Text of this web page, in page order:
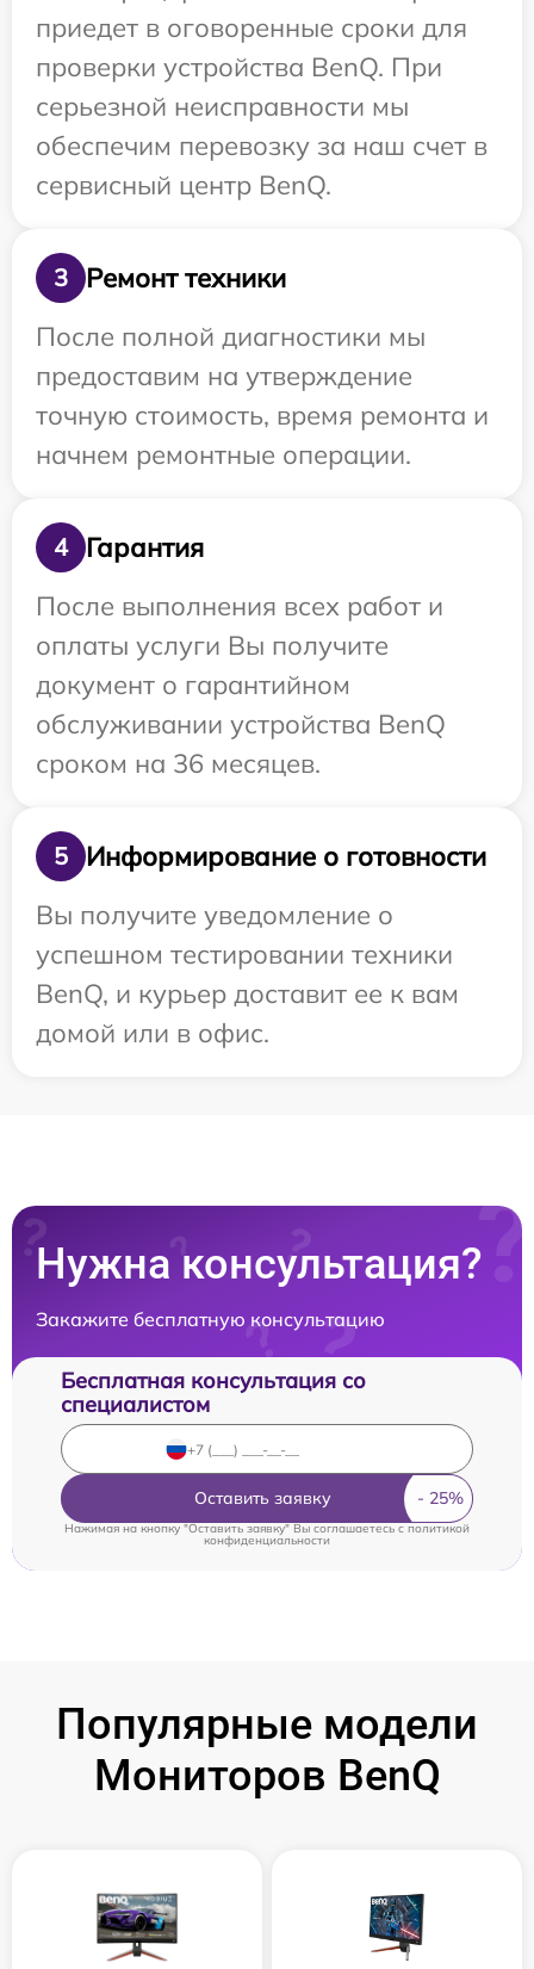
приедет в оговоренные сроки для
проверки устройства BenQ. При
серьезной неисправности мы
обеспечим перевозку за наш счет в
сервисный центр BenQ.
3
Ремонт техники
После полной диагностики мы
предоставим на утверждение
точную стоимость, время ремонта и
начнем ремонтные операции.
4
Гарантия
После выполнения всех работ и
оплаты услуги Вы получите
документ о гарантийном
обслуживании устройства BenQ
сроком на 36 месяцев.
5
Информирование о готовности
Вы получите уведомление о
успешном тестировании техники
BenQ, и курьер доставит ее к вам
домой или в офис.
Нужна консультация?
Закажите бесплатную консультацию
Бесплатная консультация со
специалистом
Оставить заявку
Нажимая на кнопку "Оставить заявку" Вы соглашаетесь cполитикой
конфиденциальности
Популярные модели
Мониторов BenQ